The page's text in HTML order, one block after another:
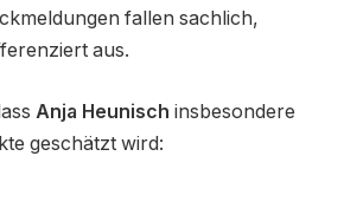
fallen sachlich,
aus.
Anja Heunisch insbesondere
geschätzt wird: